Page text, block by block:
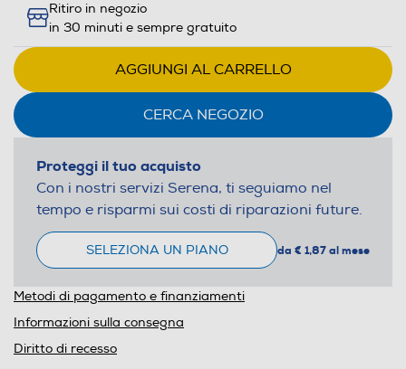
Ritiro in negozio
in 30 minuti e sempre gratuito
AGGIUNGI AL CARRELLO
CERCA NEGOZIO
Proteggi il tuo acquisto
Con i nostri servizi Serena, ti seguiamo nel
tempo e risparmi sui costi di riparazioni future.
SELEZIONA UN PIANO da € 1,87 al mese
Metodi di pagamento e finanziamenti
Informazioni sulla consegna
Diritto di recesso